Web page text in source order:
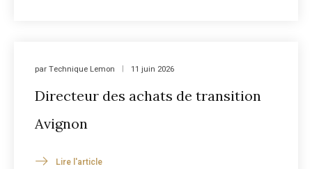
parTechnique Lemon 11 juin 2026
Directeur des achats de transition
Avignon
Lire l'article